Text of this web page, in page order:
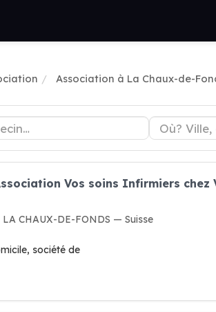
Association à La Chaux-de-
Vos soins Infirmiers chez
CHAUX-DE-FONDS — Suisse
société de